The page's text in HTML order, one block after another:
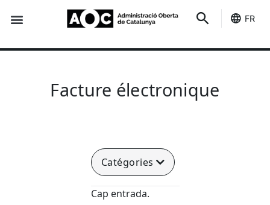
FR
Facture électronique
Catégories
Cap entrada.